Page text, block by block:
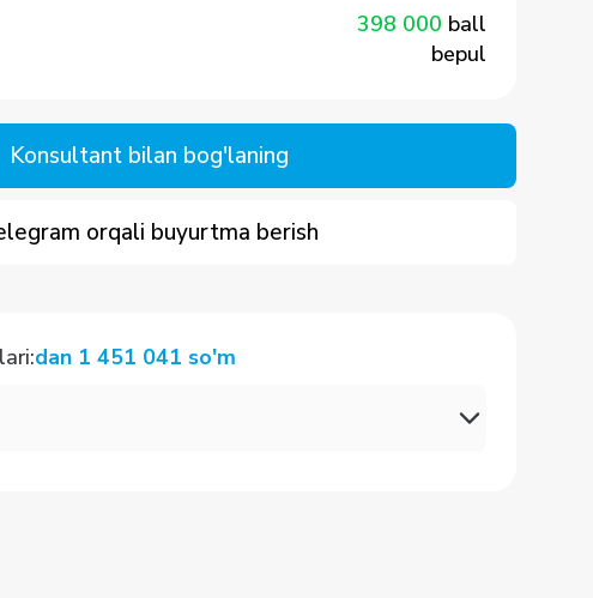
398 000 ball
bepul
Konsultant bilan bog'laning
orqali buyurtma berish
:dan 1 451 041 so'm